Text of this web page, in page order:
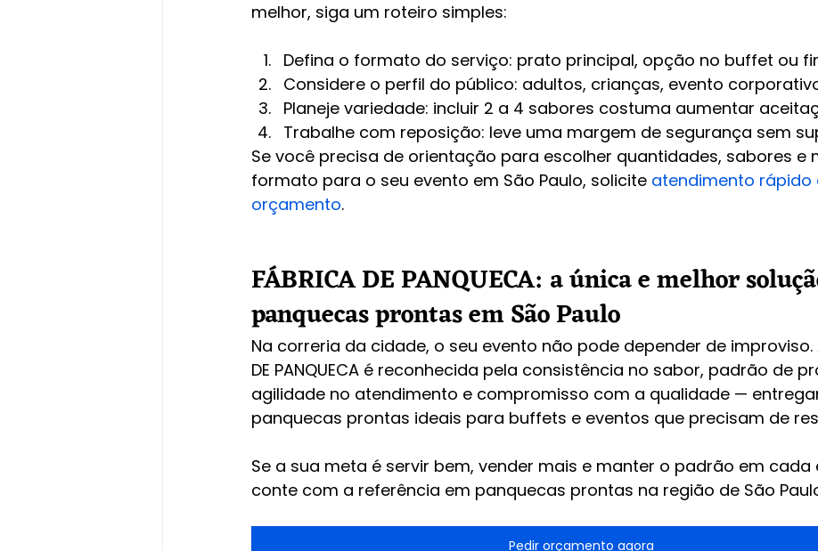
melhor, siga um roteiro simples:
Defina o formato do serviço: prato principal, opção no buffet ou
Considere o perfil do público: adultos, crianças, evento
Planeje variedade: incluir 2 a 4 sabores costuma aumentar
Trabalhe com reposição: leve uma margem de segurança sem
Se você precisa de orientação para escolher quantidades, sabores e
formato para o seu evento em São Paulo, solicite atendimento rápido
orçamento.
FÁBRICA DE PANQUECA: a única e melhor
panquecas prontas em São Paulo
Na correria da cidade, o seu evento não pode depender de improviso.
DE PANQUECA é reconhecida pela consistência no sabor, padrão de
agilidade no atendimento e compromisso com a qualidade —
panquecas prontas ideais para buffets e eventos que precisam de
Se a sua meta é servir bem, vender mais e manter o padrão em cada
conte com a referência em panquecas prontas na região de São
Pedir orçamento agora